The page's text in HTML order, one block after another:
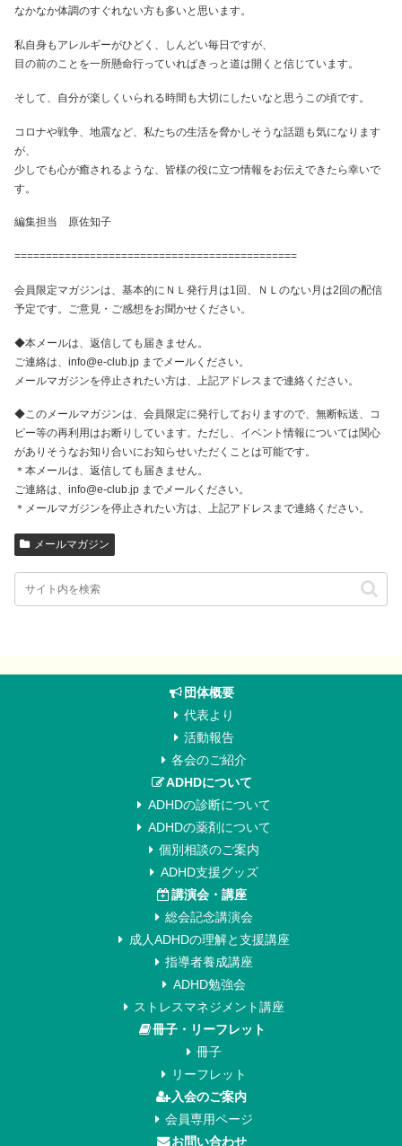
なかなか体調のすぐれない方も多いと思います。
私自身もアレルギーがひどく、しんどい毎日ですが、
目の前のことを一所懸命行っていればきっと道は開くと信じています。
そして、自分が楽しくいられる時間も大切にしたいなと思うこの頃です。
コロナや戦争、地震など、私たちの生活を脅かしそうな話題も気になります
が、
少しでも心が癒されるような、皆様の役に立つ情報をお伝えできたら幸いで
す。
編集担当 原佐知子
=============================================
会員限定マガジンは、基本的にＮＬ発行月は1回、ＮＬのない月は2回の配信
予定です。ご意見・ご感想をお聞かせください。
◆本メールは、返信しても届きません。
ご連絡は、info@e-club.jp までメールください。
メールマガジンを停止されたい方は、上記アドレスまで連絡ください。
◆このメールマガジンは、会員限定に発行しておりますので、無断転送、コ
ピー等の再利用はお断りしています。ただし、イベント情報については関心
がありそうなお知り合いにお知らせいただくことは可能です。
＊本メールは、返信しても届きません。
ご連絡は、info@e-club.jp までメールください。
＊メールマガジンを停止されたい方は、上記アドレスまで連絡ください。
メールマガジン
団体概要
代表より
活動報告
各会のご紹介
ADHDについて
ADHDの診断について
ADHDの薬剤について
個別相談のご案内
ADHD支援グッズ
講演会・講座
総会記念講演会
成人ADHDの理解と支援講座
指導者養成講座
ADHD勉強会
ストレスマネジメント講座
冊子・リーフレット
冊子
リーフレット
入会のご案内
会員専用ページ
お問い合わせ